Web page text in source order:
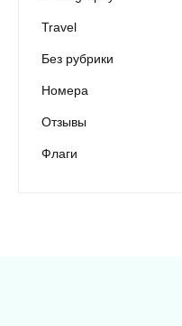
Travel
Без рубрики
Номера
Отзывы
Флаги